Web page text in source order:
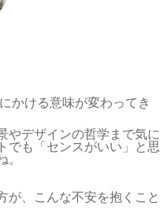
かける意味が変わってき
やデザインの哲学まで気に
でも「センスがいい」と思
。
が、こんな不安を抱くこと